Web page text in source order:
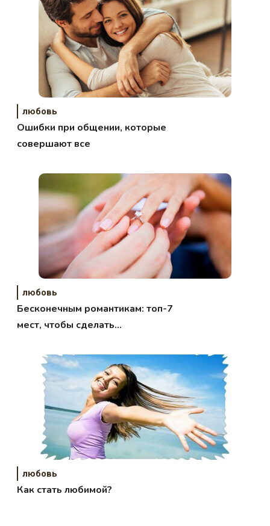
любовь
Ошибки при общении, которые
совершают все
любовь
Бесконечным романтикам: топ-7
мест, чтобы сделать
любовь
Как стать любимой?